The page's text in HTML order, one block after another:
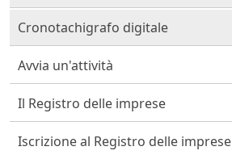
Cronotachigrafo digitale
Avvia un'attività
Il Registro delle imprese
Iscrizione al Registro delle imprese